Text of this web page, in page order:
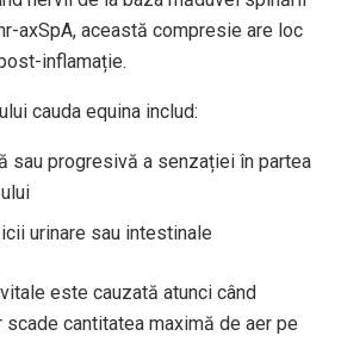
axSpA, această compresie are loc
inflamație.
cauda equina includ:
sau progresivă a senzației în partea
urinare sau intestinale
este cauzată atunci când
cantitatea maximă de aer pe